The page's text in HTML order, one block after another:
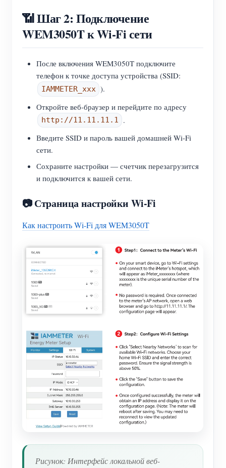
📶 Шаг 2: Подключение
WEM3050T к Wi-Fi сети
После включения WEM3050T подключите
телефон к точке доступа устройства (SSID:
IAMMETER_xxx ).
Откройте веб-браузер и перейдите по адресу
http://11.11.11.1
.
Введите SSID и пароль вашей домашней Wi-Fi
сети.
Сохраните настройки — счетчик перезагрузится
и подключится к вашей сети.
📷 Страница настройки Wi-Fi
Как настроить Wi-Fi для WEM3050T
Рисунок: Интерфейс локальной веб-